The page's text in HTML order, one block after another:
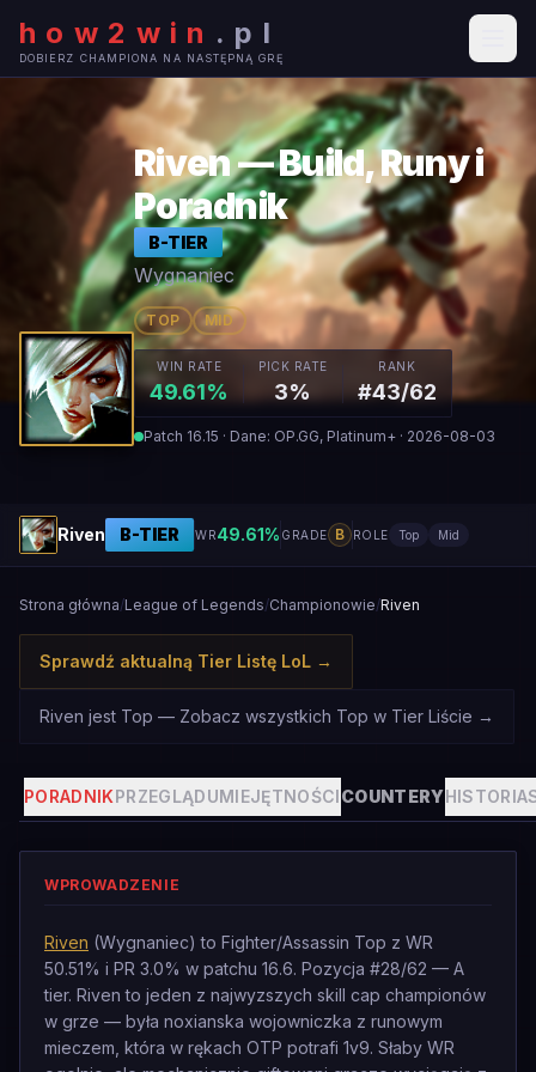
how2win . pl
DOBIERZ CHAMPIONA NA NASTĘPNĄ GRĘ
Riven — Build, Runy i
Poradnik
B-TIER
Wygnaniec
TOP MID
WIN RATE
49.61%
PICK RATE
3%
RANK
#43/62
Patch 16.15 · Dane: OP.GG, Platinum+ · 2026-08-03
Riven B-TIER WR49.61% GRADE B ROLE Top Mid
Strona główna/League of Legends/Championowie/Riven
Sprawdź aktualną Tier Listę LoL →
Riven jest Top — Zobacz wszystkich Top w Tier Liście →
PORADNIKPRZEGLĄDUMIEJĘTNOŚCICOUNTERYHISTORIA
WPROWADZENIE
Riven (Wygnaniec) to Fighter/Assassin Top z WR
50.51% i PR 3.0% w patchu 16.6. Pozycja #28/62 — A
tier. Riven to jeden z najwyzszych skill cap championów
w grze — była noxianska wojowniczka z runowym
mieczem, która w rękach OTP potrafi 1v9. Słaby WR